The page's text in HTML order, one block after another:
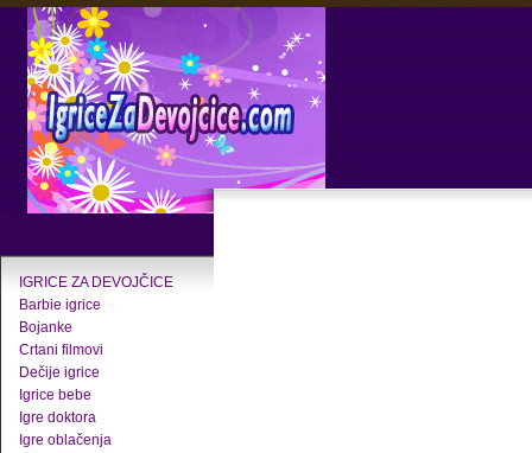
IGRICE ZA DEVOJČICE
Barbie igrice
Bojanke
Crtani filmovi
Dečije igrice
Igrice bebe
Igre doktora
Igre oblačenja